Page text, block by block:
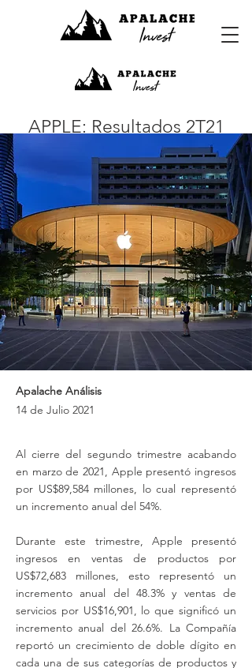
Apalache Análisis
14 de Julio 2021
Al cierre del segundo trimestre acabando
en marzo de 2021, Apple presentó ingresos
por US$89,584 millones, lo cual representó
un incremento anual del 54%.
Durante este trimestre, Apple presentó
ingresos en ventas de productos por
US$72,683 millones, esto representó un
incremento anual del 48.3% y ventas de
servicios por US$16,901, lo que significó un
incremento anual del 26.6%. La Compañía
reportó un crecimiento de doble dígito en
cada una de sus categorías de productos y
APPLE: Resultados 2T21